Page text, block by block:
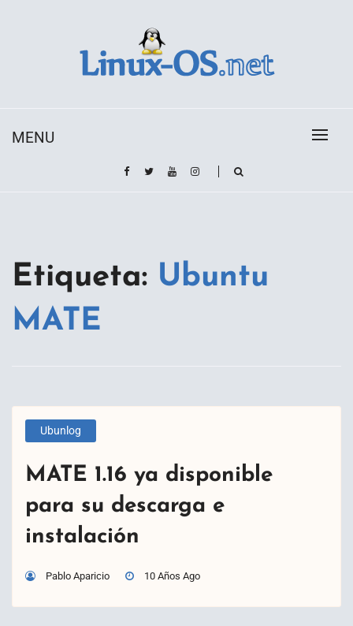
MENU
Etiqueta: Ubuntu
MATE
Ubunlog
MATE 1.16 ya disponible
para su descarga e
instalación
Pablo Aparicio 10 Años Ago